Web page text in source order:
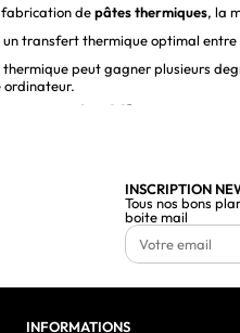
fabrication depâtes thermiques, la
un transfert thermique optimal entre
peut gagner plusieurs
ordinateur.
Arctic Silver
, une carte graphique ou un
Silver pour
opération courante chez les
INSCRIPTION
Tous nos bons
boite mail
INFORMATIONS